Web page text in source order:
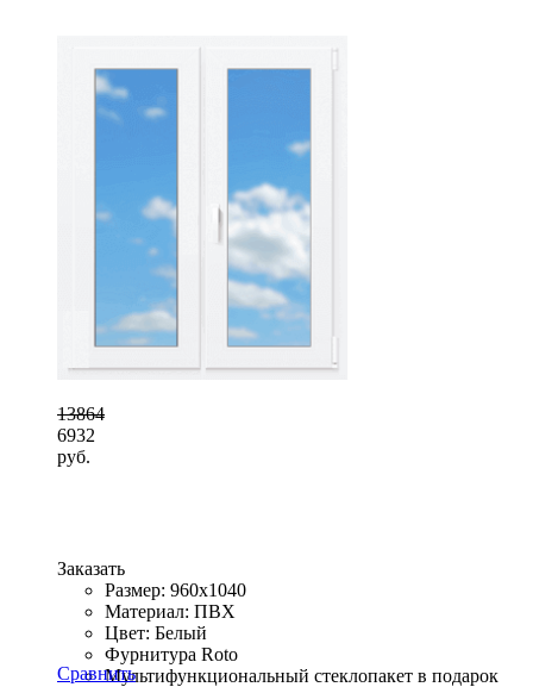
13864
6932
руб.
Заказать
Размер: 960x1040
Материал: ПВХ
Цвет: Белый
Фурнитура Roto
Мультифункциональный стеклопакет в подарок
Сравнить